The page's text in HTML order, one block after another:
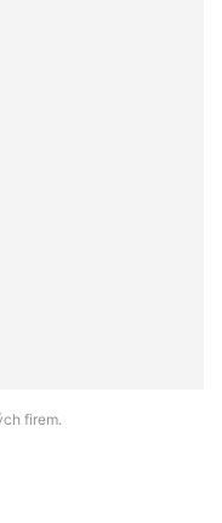
firem.